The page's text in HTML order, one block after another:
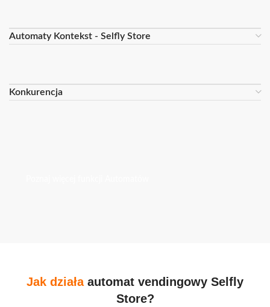
Automaty Kontekst - Selfly Store
Konkurencja
Jak działa automat vendingowy Selfly
Store?